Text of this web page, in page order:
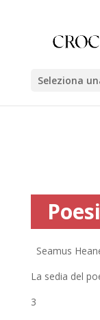
Seleziona
Seamus
La sedia del
3